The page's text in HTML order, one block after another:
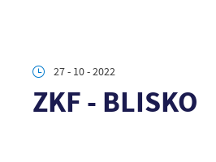
27 - 10 - 2022
ZKF - BLISKO